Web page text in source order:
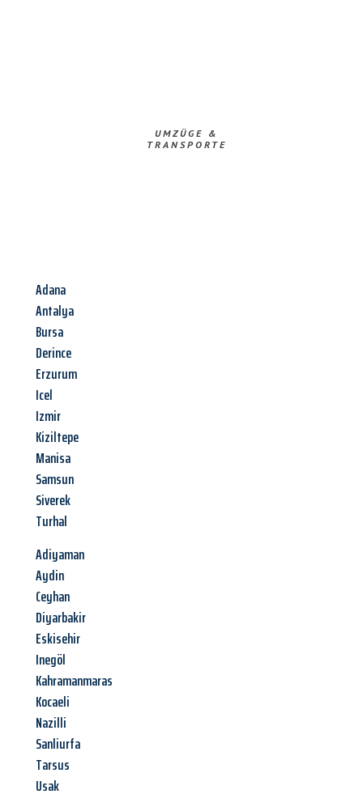
UMZÜGE &
TRANSPORTE
Adana
Antalya
Bursa
Derince
Erzurum
Icel
Izmir
Kiziltepe
Manisa
Samsun
Siverek
Turhal
Adiyaman
Aydin
Ceyhan
Diyarbakir
Eskisehir
Inegöl
Kahramanmaras
Kocaeli
Nazilli
Sanliurfa
Tarsus
Usak